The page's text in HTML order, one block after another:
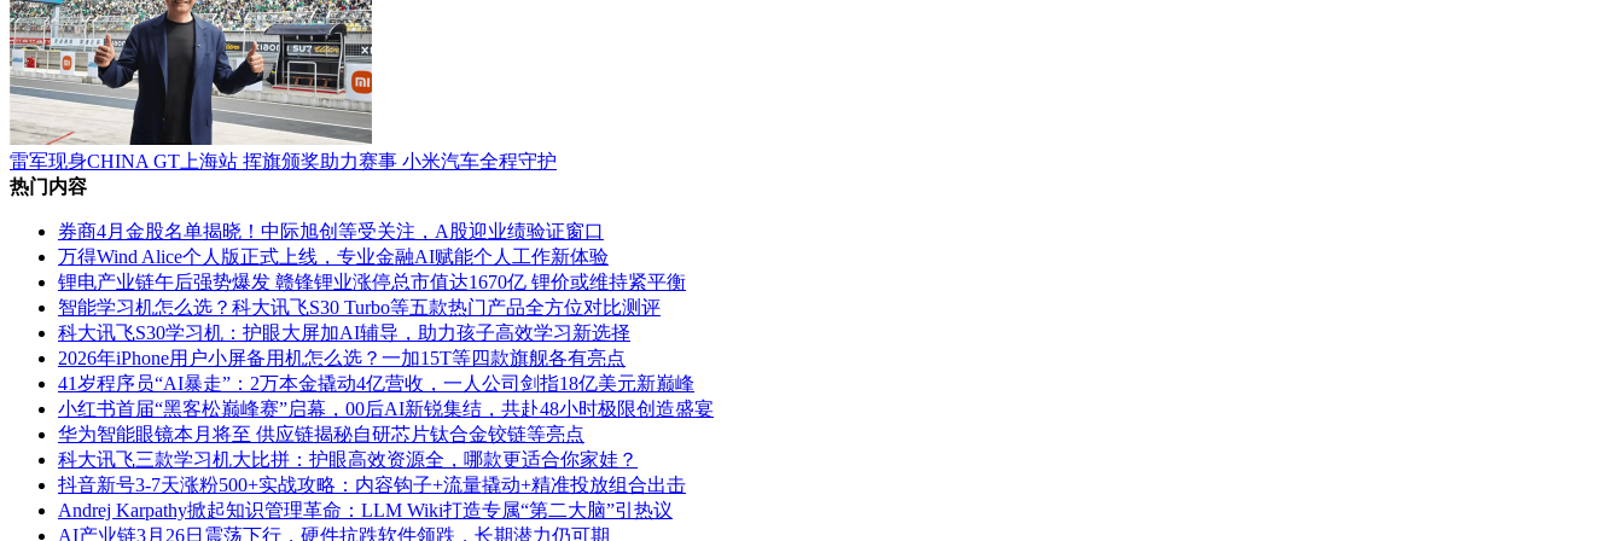
雷军现身CHINA GT上海站 挥旗颁奖助力赛事 小米汽车全程守护
热门内容
券商4月金股名单揭晓！中际旭创等受关注，A股迎业绩验证窗口
万得Wind Alice个人版正式上线，专业金融AI赋能个人工作新体验
锂电产业链午后强势爆发 赣锋锂业涨停总市值达1670亿 锂价或维持紧平衡
智能学习机怎么选？科大讯飞S30 Turbo等五款热门产品全方位对比测评
科大讯飞S30学习机：护眼大屏加AI辅导，助力孩子高效学习新选择
2026年iPhone用户小屏备用机怎么选？一加15T等四款旗舰各有亮点
41岁程序员“AI暴走”：2万本金撬动4亿营收，一人公司剑指18亿美元新巅峰
小红书首届“黑客松巅峰赛”启幕，00后AI新锐集结，共赴48小时极限创造盛宴
华为智能眼镜本月将至 供应链揭秘自研芯片钛合金铰链等亮点
科大讯飞三款学习机大比拼：护眼高效资源全，哪款更适合你家娃？
抖音新号3-7天涨粉500+实战攻略：内容钩子+流量撬动+精准投放组合出击
Andrej Karpathy掀起知识管理革命：LLM Wiki打造专属“第二大脑”引热议
AI产业链3月26日震荡下行，硬件抗跌软件领跌，长期潜力仍可期